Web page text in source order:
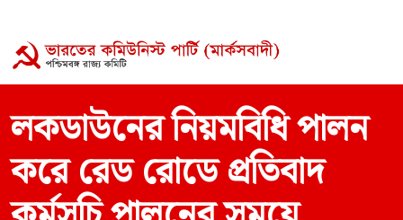
লকডাউনের নিয়মবিধি পালন
করে রেড রোডে প্রতিবাদ